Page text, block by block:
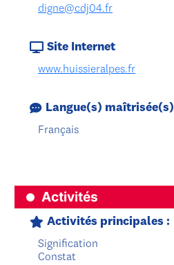
digne@cdj04.fr
Site Internet
www.huissieralpes.fr
Langue(s) maîtrisée(s)
Français
Activités
Activités principales :
Signification
Constat